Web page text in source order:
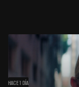
HACE 1 DÍA